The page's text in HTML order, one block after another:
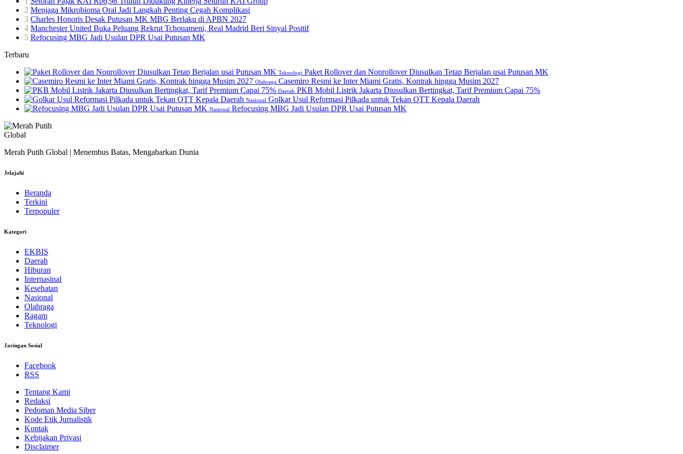
2 Menjaga Mikrobioma Oral Jadi Langkah Penting Cegah Komplikasi
3 Charles Honoris Desak Putusan MK MBG Berlaku di APBN 2027
4 Manchester United Buka Peluang Rekrut Tchouameni, Real Madrid Beri Sinyal Positif
5 Refocusing MBG Jadi Usulan DPR Usai Putusan MK
Terbaru
Teknologi Paket Rollover dan Nonrollover Diusulkan Tetap Berjalan usai Putusan MK
Olahraga Casemiro Resmi ke Inter Miami Gratis, Kontrak hingga Musim 2027
Daerah PKB Mobil Listrik Jakarta Diusulkan Bertingkat, Tarif Premium Capai 75%
Nasional Golkar Usul Reformasi Pilkada untuk Tekan OTT Kepala Daerah
Nasional Refocusing MBG Jadi Usulan DPR Usai Putusan MK
Merah Putih Global | Menembus Batas, Mengabarkan Dunia
Jelajahi
Beranda
Terkini
Terpopuler
Kategori
EKBIS
Daerah
Hiburan
Internasinal
Kesehatan
Nasional
Olahraga
Ragam
Teknologi
Jaringan Sosial
Facebook
RSS
Tentang Kami
Redaksi
Pedoman Media Siber
Kode Etik Jurnalistik
Kontak
Kebijakan Privasi
Disclaimer